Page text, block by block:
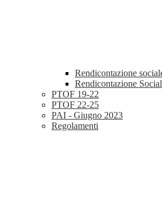
Rendicontazione
Rendicontazione
PTOF 19-22
PTOF 22-25
PAI - Giugno 2023
Regolamenti